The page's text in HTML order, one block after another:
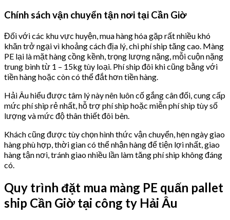
Chính sách vận chuyển tận nơi tại Cần Giờ
Đối với các khu vực huyện, mua hàng hóa gặp rất nhiều khó
khăn trở ngại vì khoảng cách địa lý, chi phí ship tăng cao. Màng
PE lại là mặt hàng cồng kềnh, trọng lượng nặng, mỗi cuộn nặng
trung bình từ 1 – 15kg tùy loại. Phí ship đôi khi cũng bằng với
tiền hàng hoặc còn có thể đắt hơn tiền hàng.
Hải Âu hiểu được tâm lý này nên luôn cố gắng cân đối, cung cấp
mức phí ship rẻ nhất, hỗ trợ phí ship hoặc miễn phí ship tùy số
lượng và mức độ thân thiết đôi bên.
Khách cũng được tùy chọn hình thức vận chuyển, hẹn ngày giao
hàng phù hợp, thời gian có thể nhận hàng để tiện lợi nhất, giao
hàng tận nơi, tránh giao nhiều lần làm tăng phí ship không đáng
có.
Quy trình đặt mua màng PE quấn pallet
ship Cần Giờ tại công ty Hải Âu